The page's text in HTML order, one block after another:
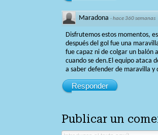
Maradona ·hace 360 semanas
Disfrutemos estos momentos,
después del gol fue una
fue capaz ni de colgar un balón
cuando se den.El equipo ataca
a saber defender de maravilla y
Responder
Publicar un